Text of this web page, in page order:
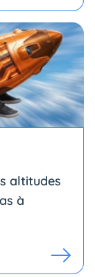
altitudes
à